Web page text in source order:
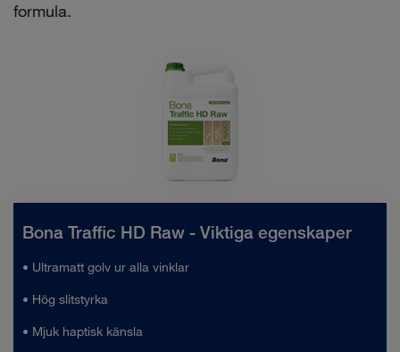
formula.
Bona Traffic HD Raw - Viktiga egenskaper
• Ultramatt golv ur alla vinklar
• Hög slitstyrka
• Mjuk haptisk känsla